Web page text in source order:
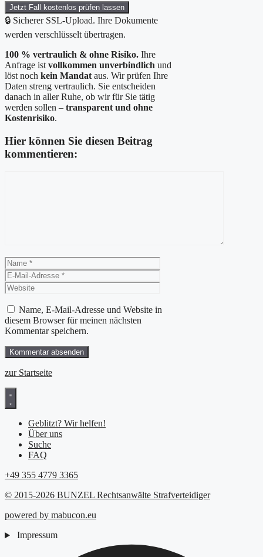
Jetzt Fall kostenlos prüfen lassen
🔒 Sicherer SSL-Upload. Ihre Dokumente
werden verschlüsselt übertragen.
100 % vertraulich & ohne Risiko. Ihre
Anfrage ist vollkommen unverbindlich und
löst noch kein Mandat aus. Wir prüfen Ihre
Daten streng vertraulich. Sie entscheiden
danach in aller Ruhe, ob wir für Sie tätig
werden sollen – transparent und ohne
Kostenrisiko.
Hier können Sie diesen Beitrag
kommentieren:
Name
Mail-
Adresse
Name, E-Mail-Adresse und Website in
diesem Browser für meinen nächsten
Kommentar speichern.
zur Startseite
Geblitzt? Wir helfen!
Über uns
Suche
FAQ
+49 355 4779 3365
© 2015-2026 BUNZEL Rechtsanwälte Strafverteidiger
powered by mabucon.eu
Impressum